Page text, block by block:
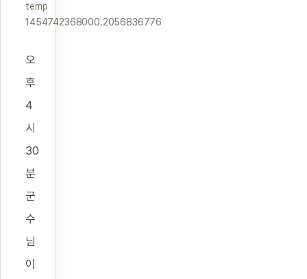
temp
1454742368000.2056836776
오
후
4
시
30
분
군
수
님
이